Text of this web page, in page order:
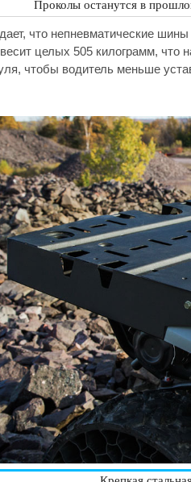
Проколы останутся в
что непневматические
целых 505 килограмм, что
чтобы водитель меньше